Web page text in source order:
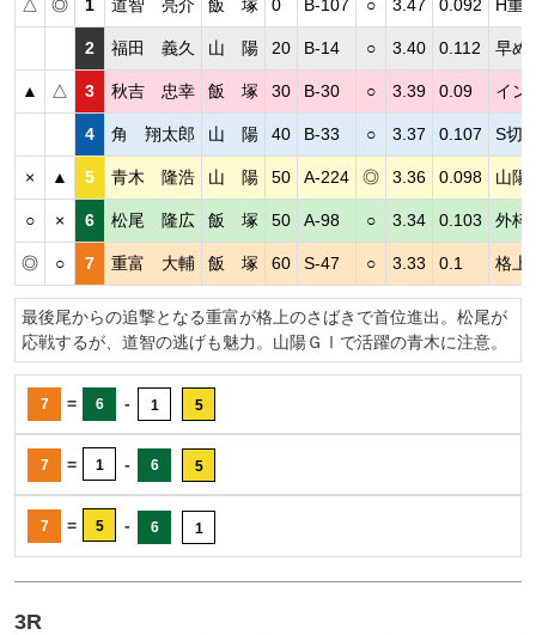
△ ◎ 1 道智 亮介 飯 塚 0 B-107 ○ 3.47 0.092 H重
2 福田 義久 山 陽 20 B-14 ○ 3.40 0.112 早め
▲ △ 3 秋吉 忠幸 飯 塚 30 B-30 ○ 3.39 0.09 イン
4 角 翔太郎 山 陽 40 B-33 ○ 3.37 0.107 S切
× ▲ 5 青木 隆浩 山 陽 50 A-224 ◎ 3.36 0.098 山陽
○ × 6 松尾 隆広 飯 塚 50 A-98 ○ 3.34 0.103 外枠
◎ ○ 7 重富 大輔 飯 塚 60 S-47 ○ 3.33 0.1 格上
最後尾からの追撃となる重富が格上のさばきで首位進出。松尾が
応戦するが、道智の逃げも魅力。山陽ＧⅠで活躍の青木に注意。
7 = 6 - 1 5
7 = 1 - 6 5
7 = 5 - 6 1
3R